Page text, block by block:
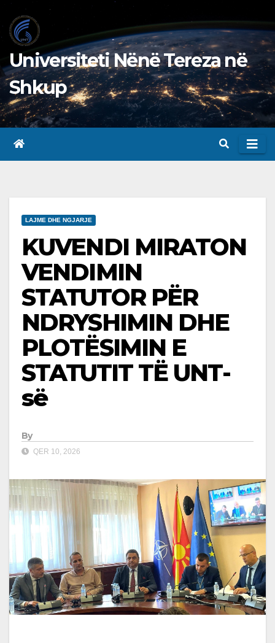
to
content
Universiteti Nënë Tereza në
Shkup
LAJME DHE NGJARJE
KUVENDI MIRATON
VENDIMIN
STATUTOR PËR
NDRYSHIMIN DHE
PLOTËSIMIN E
STATUTIT TË UNT-
së
By
QER 10, 2026